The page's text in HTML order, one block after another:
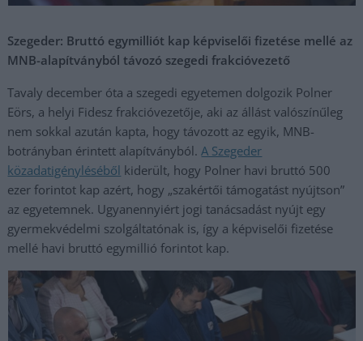
Szegeder: Bruttó egymilliót kap képviselői fizetése mellé az
MNB-alapítványból távozó szegedi frakcióvezető
Tavaly december óta a szegedi egyetemen dolgozik Polner
Eörs, a helyi Fidesz frakcióvezetője, aki az állást valószínűleg
nem sokkal azután kapta, hogy távozott az egyik, MNB-
botrányban érintett alapítványból.A Szegeder
közadatigényléséből kiderült, hogy Polner havi bruttó 500
ezer forintot kap azért, hogy „szakértői támogatást nyújtson”
az egyetemnek. Ugyanennyiért jogi tanácsadást nyújt egy
gyermekvédelmi szolgáltatónak is, így a képviselői fizetése
mellé havi bruttó egymillió forintot kap.